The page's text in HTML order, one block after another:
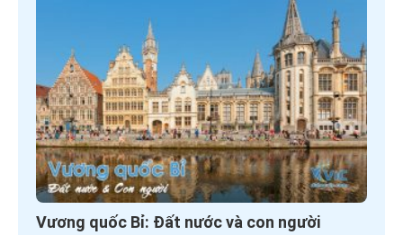
Vương quốc Bỉ: Đất nước và con người